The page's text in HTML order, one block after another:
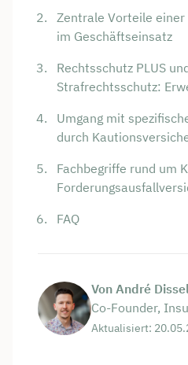
Zentrale Vorteile
im Geschäftseinsatz
Rechtsschutz PLUS
Strafrechtsschutz:
Umgang mit
durch
Fachbegriffe rund um
FAQ
Von André
Co-Founder,
Aktualisiert: